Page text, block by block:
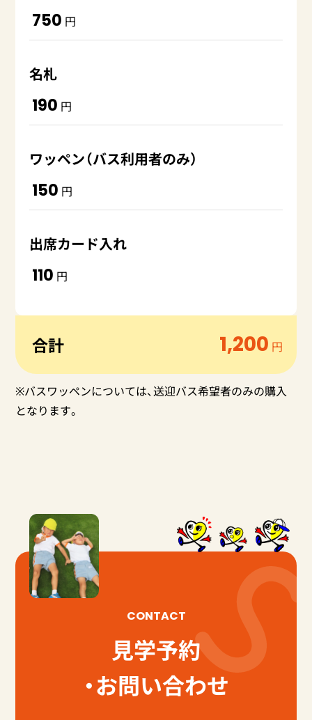
750 円
名札
190 円
ワッペン（バス利用者のみ）
150 円
出席カード入れ
110 円
合計 1,200 円
※バスワッペンについては、送迎バス希望者のみの購入
となります。
CONTACT
見学予約
・お問い合わせ